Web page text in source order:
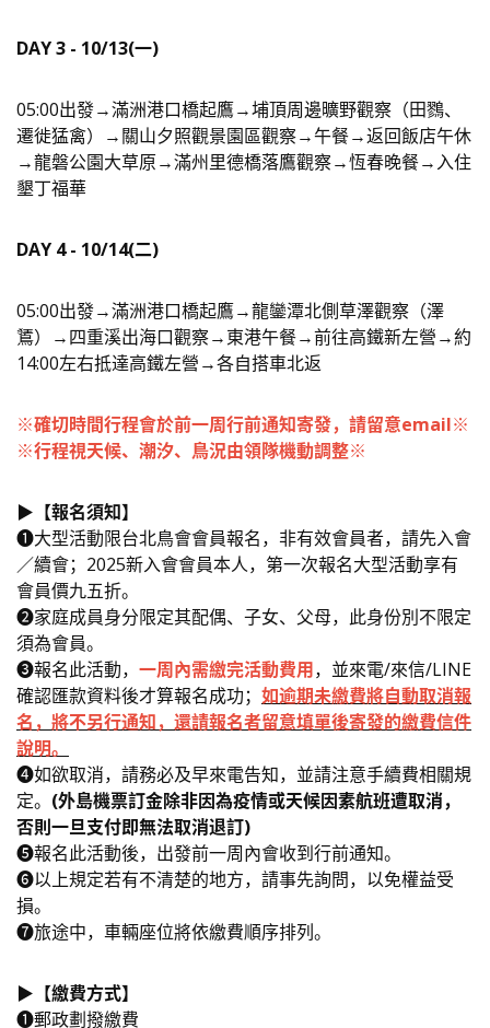
DAY 3 - 10/13(一)
05:00出發→滿洲港口橋起鷹→埔頂周邊曠野觀察（田鷚、
遷徙猛禽）→關山夕照觀景園區觀察→午餐→返回飯店午休
→龍磐公園大草原→滿州里德橋落鷹觀察→恆春晚餐→入住
墾丁福華
DAY 4 - 10/14(二)
05:00出發→滿洲港口橋起鷹→龍鑾潭北側草澤觀察（澤
鵟）→四重溪出海口觀察→東港午餐→前往高鐵新左營→約
14:00左右抵達高鐵左營→各自搭車北返
※確切時間行程會於前一周行前通知寄發，請留意email※
※行程視天候、潮汐、鳥況由領隊機動調整※
▶️【報名須知】
❶大型活動限台北鳥會會員報名，非有效會員者，請先入會
／續會；2025新入會會員本人，第一次報名大型活動享有
會員價九五折。
➋家庭成員身分限定其配偶、子女、父母，此身份別不限定
須為會員。
➌報名此活動， 一周內需繳完活動費用，並來電/來信/LINE
確認匯款資料後才算報名成功； 如逾期未繳費將自動取消報
名，將不另行通知，還請報名者留意填單後寄發的繳費信件
說明。
➍如欲取消，請務必及早來電告知，並請注意手續費相關規
定。 (外島機票訂金除非因為疫情或天候因素航班遭取消，
否則一旦支付即無法取消退訂)
➎報名此活動後，出發前一周內會收到行前通知。
➏以上規定若有不清楚的地方，請事先詢問，以免權益受
損。
➐旅途中，車輛座位將依繳費順序排列。
▶️【繳費方式】
❶郵政劃撥繳費